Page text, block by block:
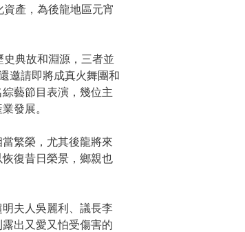
產，為後龍地區元宵
典故和淵源，三者並
邀請即將成真火舞團和
藝節目表演，幾位主
發展。
繁榮，尤其後龍將來
復昔日榮景，鄉親也
夫人吳麗利、議長李
出又愛又怕受傷害的